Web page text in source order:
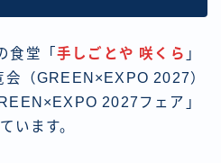
食堂「 手しごとや 咲くら 」
（GREEN×EXPO 2027）
2027フェア」
います。